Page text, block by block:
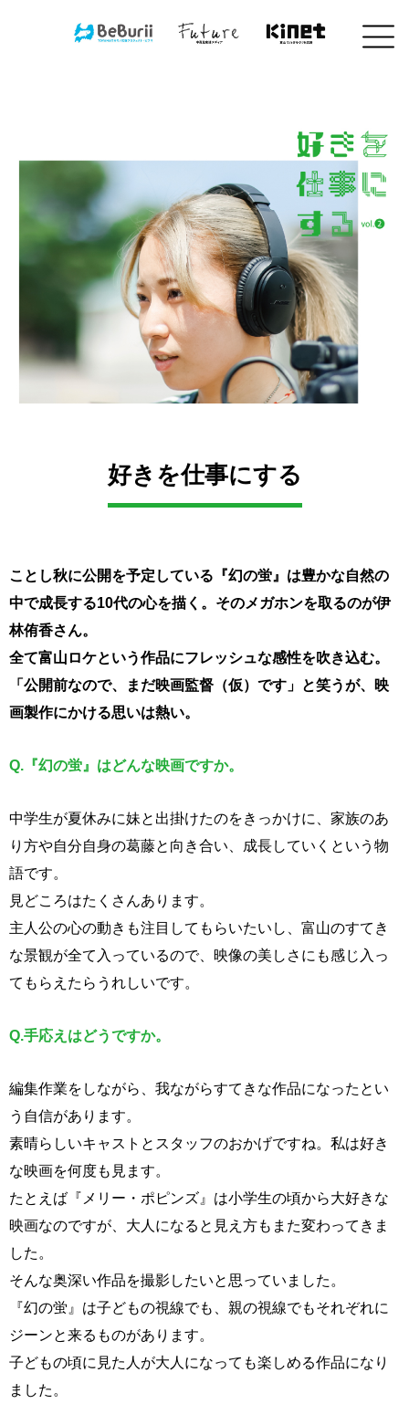
好きを仕事にする
ことし秋に公開を予定している『幻の蛍』は豊かな自然の
中で成長する10代の心を描く。そのメガホンを取るのが伊
林侑香さん。
全て富山ロケという作品にフレッシュな感性を吹き込む。
「公開前なので、まだ映画監督（仮）です」と笑うが、映
画製作にかける思いは熱い。
Q.『幻の蛍』はどんな映画ですか。
中学生が夏休みに妹と出掛けたのをきっかけに、家族のあ
り方や自分自身の葛藤と向き合い、成長していくという物
語です。
見どころはたくさんあります。
主人公の心の動きも注目してもらいたいし、富山のすてき
な景観が全て入っているので、映像の美しさにも感じ入っ
てもらえたらうれしいです。
Q.手応えはどうですか。
編集作業をしながら、我ながらすてきな作品になったとい
う自信があります。
素晴らしいキャストとスタッフのおかげですね。私は好き
な映画を何度も見ます。
たとえば『メリー・ポピンズ』は小学生の頃から大好きな
映画なのですが、大人になると見え方もまた変わってきま
した。
そんな奥深い作品を撮影したいと思っていました。
『幻の蛍』は子どもの視線でも、親の視線でもそれぞれに
ジーンと来るものがあります。
子どもの頃に見た人が大人になっても楽しめる作品になり
ました。